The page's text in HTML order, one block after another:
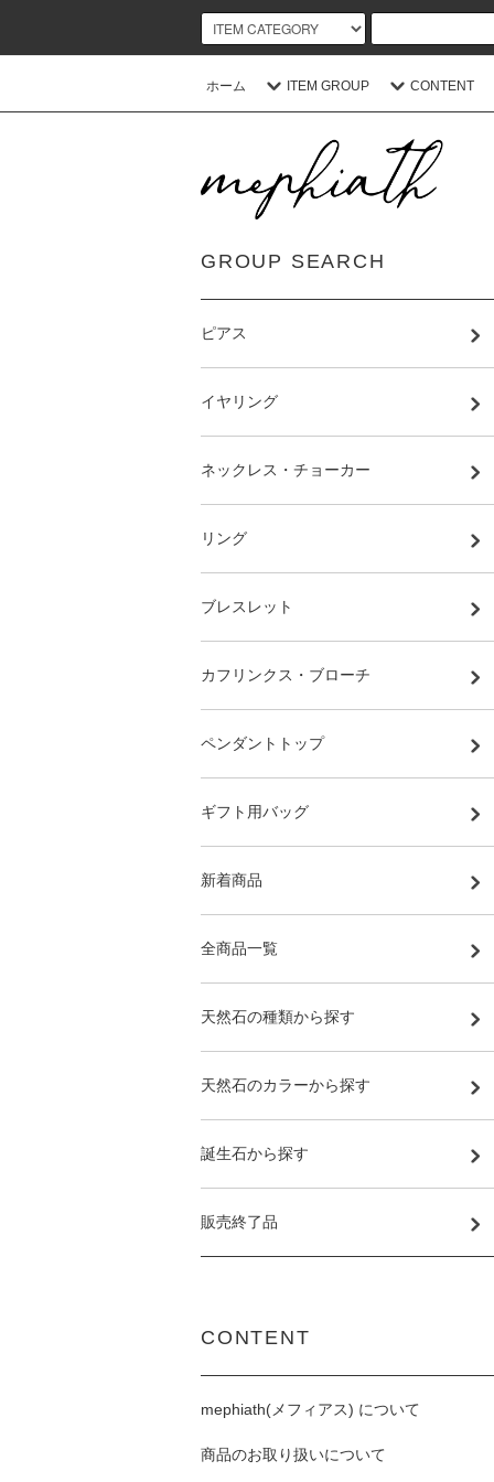
ホーム ITEM GROUP CONTENT
GROUP SEARCH
ピアス
イヤリング
ネックレス・チョーカー
リング
ブレスレット
カフリンクス・ブローチ
ペンダントトップ
ギフト用バッグ
新着商品
全商品一覧
天然石の種類から探す
天然石のカラーから探す
誕生石から探す
販売終了品
CONTENT
mephiath(メフィアス) について
商品のお取り扱いについて